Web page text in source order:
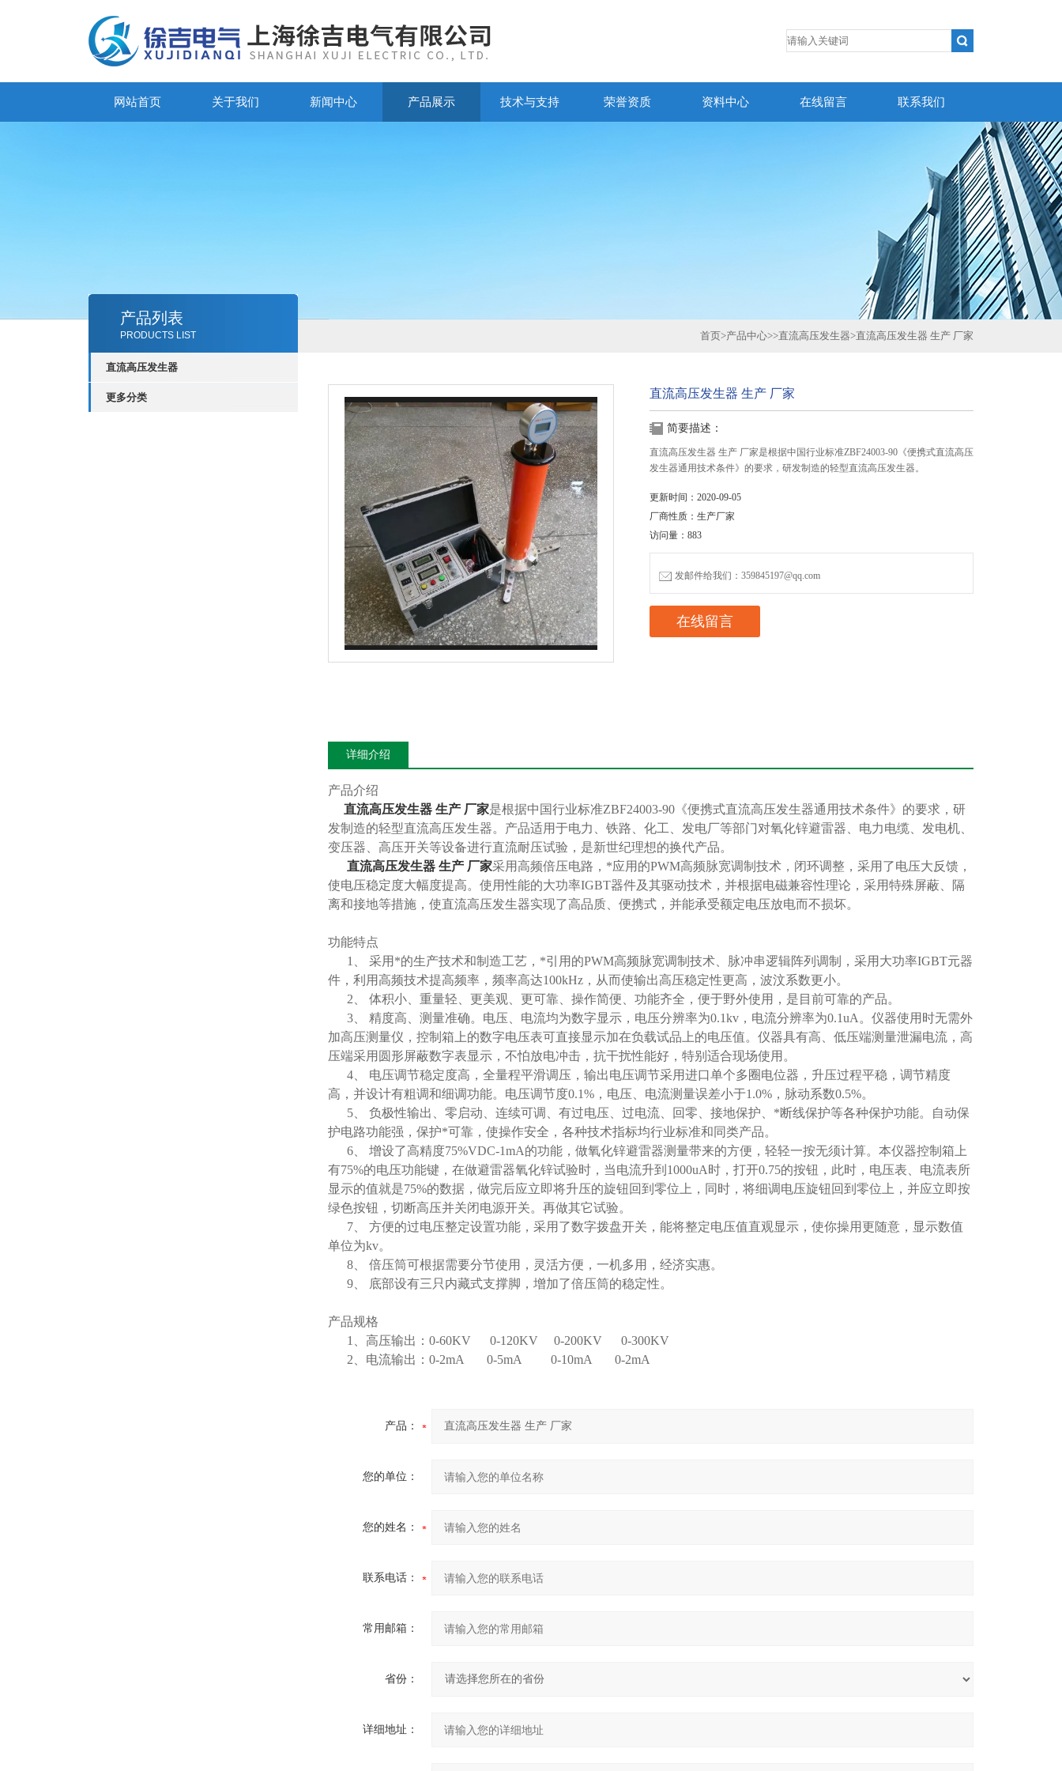
网站首页 关于我们 新闻中心 产品展示 技术与支持 荣誉资质 资料中心 在线留言 联系我们
产品列表
PRODUCTS LIST
直流高压发生器
更多分类
首页>产品中心>>直流高压发生器>直流高压发生器 生产 厂家
直流高压发生器 生产 厂家
简要描述：
直流高压发生器 生产 厂家是根据中国行业标准ZBF24003-90《便携式直流高压
发生器通用技术条件》的要求，研发制造的轻型直流高压发生器。
更新时间：2020-09-05
厂商性质：生产厂家
访问量：883
发邮件给我们：359845197@qq.com
在线留言
详细介绍
产品介绍
直流高压发生器 生产 厂家是根据中国行业标准ZBF24003-90《便携式直流高压发生器通用技术条件》的要求，研
发制造的轻型直流高压发生器。产品适用于电力、铁路、化工、发电厂等部门对氧化锌避雷器、电力电缆、发电机、
变压器、高压开关等设备进行直流耐压试验，是新世纪理想的换代产品。
直流高压发生器 生产 厂家采用高频倍压电路，*应用的PWM高频脉宽调制技术，闭环调整，采用了电压大反馈，
使电压稳定度大幅度提高。使用性能的大功率IGBT器件及其驱动技术，并根据电磁兼容性理论，采用特殊屏蔽、隔
离和接地等措施，使直流高压发生器实现了高品质、便携式，并能承受额定电压放电而不损坏。
功能特点
1、 采用*的生产技术和制造工艺，*引用的PWM高频脉宽调制技术、脉冲串逻辑阵列调制，采用大功率IGBT元器
件，利用高频技术提高频率，频率高达100kHz，从而使输出高压稳定性更高，波汶系数更小。
2、 体积小、重量轻、更美观、更可靠、操作简便、功能齐全，便于野外使用，是目前可靠的产品。
3、 精度高、测量准确。电压、电流均为数字显示，电压分辨率为0.1kv，电流分辨率为0.1uA。仪器使用时无需外
加高压测量仪，控制箱上的数字电压表可直接显示加在负载试品上的电压值。仪器具有高、低压端测量泄漏电流，高
压端采用圆形屏蔽数字表显示，不怕放电冲击，抗干扰性能好，特别适合现场使用。
4、 电压调节稳定度高，全量程平滑调压，输出电压调节采用进口单个多圈电位器，升压过程平稳，调节精度
高，并设计有粗调和细调功能。电压调节度0.1%，电压、电流测量误差小于1.0%，脉动系数0.5%。
5、 负极性输出、零启动、连续可调、有过电压、过电流、回零、接地保护、*断线保护等各种保护功能。自动保
护电路功能强，保护*可靠，使操作安全，各种技术指标均行业标准和同类产品。
6、 增设了高精度75%VDC-1mA的功能，做氧化锌避雷器测量带来的方便，轻轻一按无须计算。本仪器控制箱上
有75%的电压功能键，在做避雷器氧化锌试验时，当电流升到1000uA时，打开0.75的按钮，此时，电压表、电流表所
显示的值就是75%的数据，做完后应立即将升压的旋钮回到零位上，同时，将细调电压旋钮回到零位上，并应立即按
绿色按钮，切断高压并关闭电源开关。再做其它试验。
7、 方便的过电压整定设置功能，采用了数字拨盘开关，能将整定电压值直观显示，使你操用更随意，显示数值
单位为kv。
8、 倍压筒可根据需要分节使用，灵活方便，一机多用，经济实惠。
9、 底部设有三只内藏式支撑脚，增加了倍压筒的稳定性。
产品规格
1、高压输出：0-60KV 0-120KV 0-200KV 0-300KV
2、电流输出：0-2mA 0-5mA 0-10mA 0-2mA
产品：
您的单位：
您的姓名：
联系电话：
常用邮箱：
省份：
详细地址：